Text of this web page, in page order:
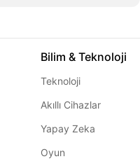
Bilim & Teknoloji
Teknoloji
Akıllı Cihazlar
Yapay Zeka
Oyun